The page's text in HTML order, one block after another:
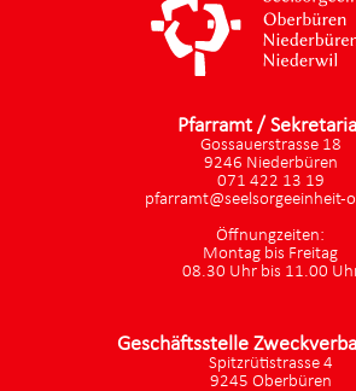
Pfarramt /
Gossauerstrasse 18
9246 Niederbüren
071 422 13 19
pfarramt@seelsorgeeinheit-
Öffnungzeiten:
Montag bis Freitag
08.30 Uhr bis 11.00
Geschäftsstelle
Spitzrütistrasse 4
9245 Oberbüren